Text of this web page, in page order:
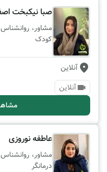
صبا نیکبخت
مشاور، روانشناس
کودک
آنلاین
آنلاین
عاطفه نوروزی
مشاور، روانشناس
درمانگر